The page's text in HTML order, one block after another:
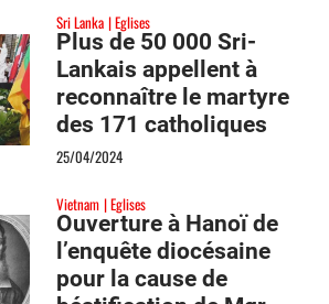
Sri Lanka Eglises
Plus de 50 000 Sri-
Lankais appellent à
reconnaître le martyre
des 171 catholiques
tués en 2019
25/04/2024
Vietnam Eglises
Ouverture à Hanoï de
l’enquête diocésaine
pour la cause de